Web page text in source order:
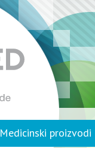
Medicinski proizvodi